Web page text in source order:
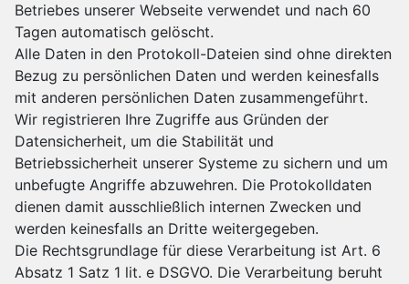
Betriebes unserer Webseite verwendet und nach 60
Tagen automatisch gelöscht.
Alle Daten in den Protokoll-Dateien sind ohne direkten
Bezug zu persönlichen Daten und werden keinesfalls
mit anderen persönlichen Daten zusammengeführt.
Wir registrieren Ihre Zugriffe aus Gründen der
Datensicherheit, um die Stabilität und
Betriebssicherheit unserer Systeme zu sichern und um
unbefugte Angriffe abzuwehren. Die Protokolldaten
dienen damit ausschließlich internen Zwecken und
werden keinesfalls an Dritte weitergegeben.
Die Rechtsgrundlage für diese Verarbeitung ist Art. 6
Absatz 1 Satz 1 lit. e DSGVO. Die Verarbeitung beruht